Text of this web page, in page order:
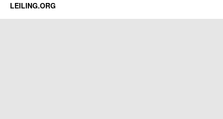
LEILING.ORG